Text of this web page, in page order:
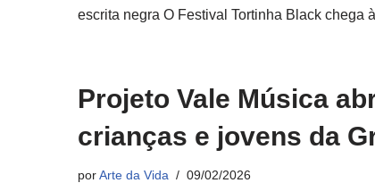
escrita negra O Festival Tortinha Black chega
Projeto Vale Música
crianças e jovens da
porArte da Vida 09/02/2026